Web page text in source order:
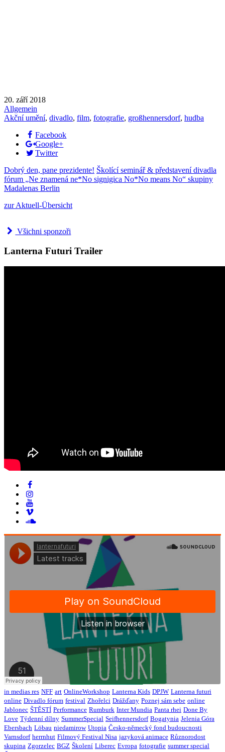
20. září 2018
Allgemein
Akční umění, divadlo, film, fotografie, großhennersdorf, hudba
Facebook
Google+
Twitter
Dobrý den, pane prezidente! Školící seminář & představení divadla
fórum „Ne znamená ne*No signigica No*No means No“ skupiny
Madalenas Berlin
zur Aktuell-Übersicht
Všichni sponzoři
Lanterna Futuri Trailer
in medias res NFF art OnlineWorkshop Lanterna Kids DPJW Lanterna futuri
online Divadlo fórum festival Zhořelci Drážďany Poznej sám sebe online
Jablonec ŠTĚSTÍ Performance Rumburk Inter Mundia Panta rhei Done By
Love Týdenní dílny SummerSpecial Seifhennersdorf Bogatynia Jelenia Góra
Ebersbach Löbau niedamirow Utopia Česko-německý fond budoucnosti
Varnsdorf herrnhut Filmový Festival Nisa jazyková animace Různorodost
skupina Zgorzelec BGZ Školení Liberec Evropa fotografie summer special